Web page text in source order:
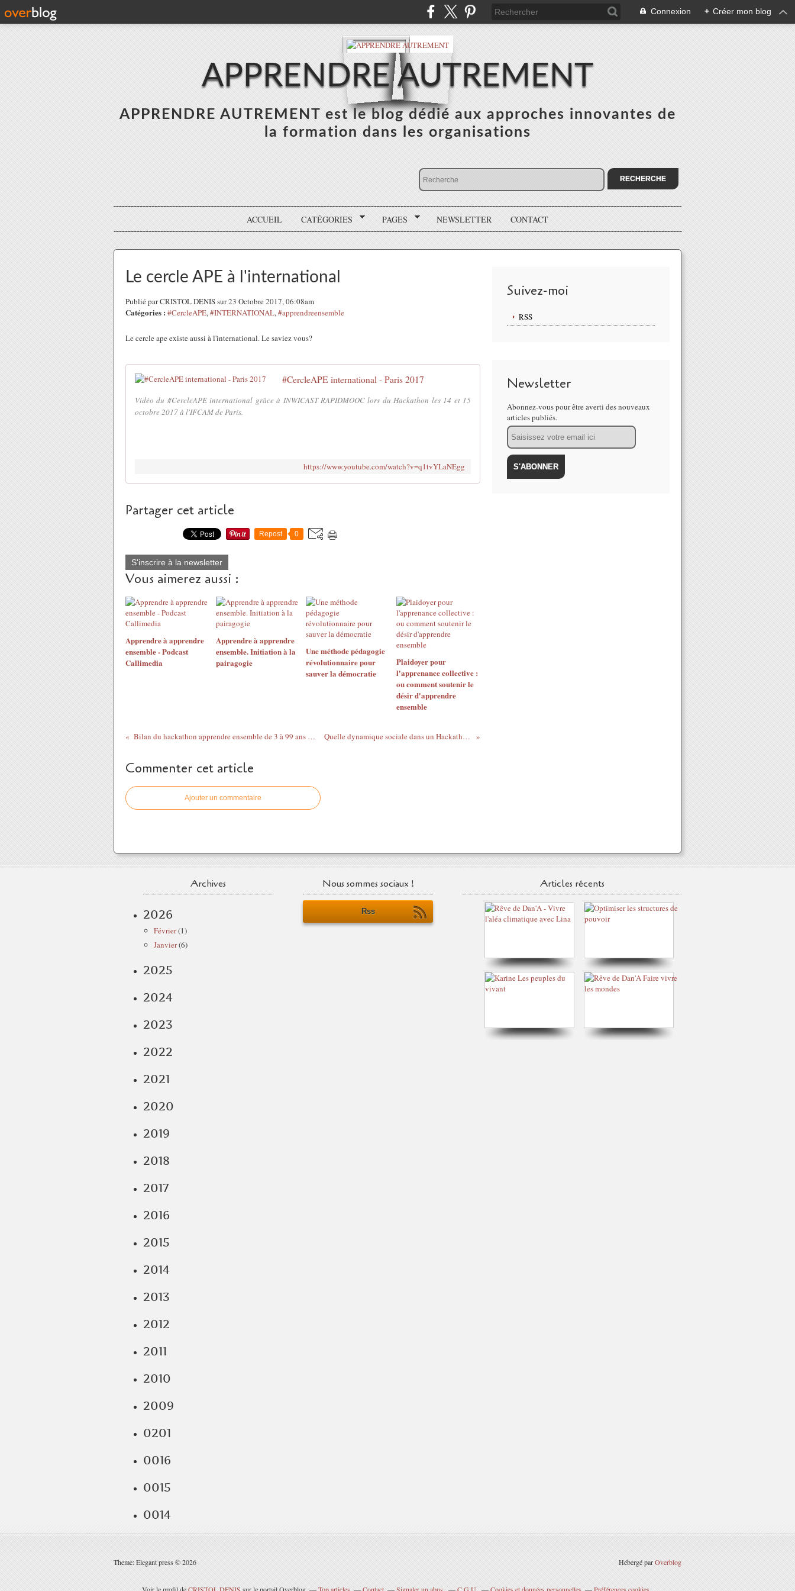
Connexion + Créer mon blog
APPRENDRE AUTREMENT
APPRENDRE AUTREMENT est le blog dédié aux approches innovantes de
la formation dans les organisations
ACCUEIL CATÉGORIES PAGES NEWSLETTER CONTACT
Le cercle APE à l'international
Publié par CRISTOL DENIS sur 23 Octobre 2017, 06:08am
Catégories : #CercleAPE,#INTERNATIONAL,#apprendreensemble
Le cercle ape existe aussi à l'international. Le saviez vous?
#CercleAPE international - Paris 2017
Vidéo du #CercleAPE international grâce à INWICAST RAPIDMOOC lors du Hackathon les 14 et 15
octobre 2017 à l'IFCAM de Paris.
https://www.youtube.com/watch?v=q1tvYLaNEgg
Partager cet article
Repost 0
S'inscrire à la newsletter
Vous aimerez aussi :
Apprendre à apprendre
ensemble - Podcast
Callimedia
Apprendre à apprendre
ensemble. Initiation à la
pairagogie
Une méthode pédagogie
révolutionnaire pour
sauver la démocratie
Plaidoyer pour
l'apprenance collective :
ou comment soutenir le
désir d'apprendre
ensemble
Bilan du hackathon apprendre ensemble de 3 à 99 ans à l'ère du numérique Quelle dynamique sociale dans un Hackathon pédagogique?
Commenter cet article
Ajouter un commentaire
Suivez-moi
RSS
Newsletter
Abonnez-vous pour être averti des nouveaux
articles publiés.
Email
Archives
2026
Février(1)
Janvier(6)
2025
2024
2023
2022
2021
2020
2019
2018
2017
2016
2015
2014
2013
2012
2011
2010
2009
0201
0016
0015
0014
Nous sommes sociaux !
Rss
Articles récents
Theme: Elegant press © 2026 Hébergé parOverblog